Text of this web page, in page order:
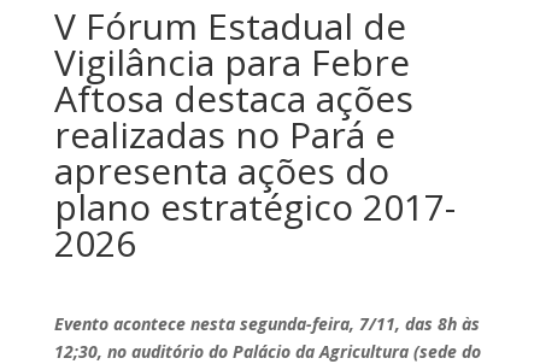
V Fórum Estadual de
Vigilância para Febre
Aftosa destaca ações
realizadas no Pará e
apresenta ações do
plano estratégico 2017-
2026
Evento acontece nesta segunda-feira, 7/11, das 8h às
12;30, no auditório do Palácio da Agricultura (sede do